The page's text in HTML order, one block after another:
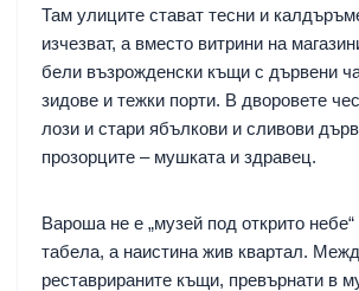
Там улиците стават тесни и
изчезват, а вместо витрини на
бели възрожденски къщи с дървени
зидове и тежки порти. В дворовете
лози и стари ябълкови и сливови
прозорците – мушката и здравец.
Вароша не е „музей под открито
табела, а наистина жив квартал.
реставрираните къщи, превърнати в